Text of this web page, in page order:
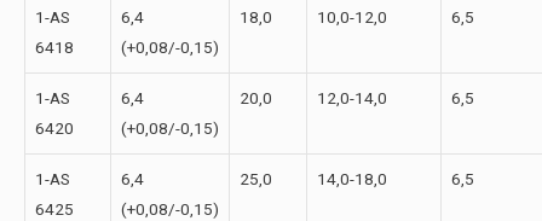
1-АS
6418
6,4
(+0,08/-0,15)
18,0 10,0-12,0 6,5
1-АS
6420
6,4
(+0,08/-0,15)
20,0 12,0-14,0 6,5
1-АS
6425
6,4
(+0,08/-0,15)
25,0 14,0-18,0 6,5